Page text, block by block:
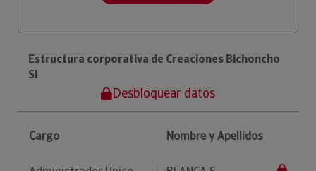
Estructura corporativa de Creaciones Bichoncho
Sl
Desbloquear datos
Cargo Nombre y Apellidos